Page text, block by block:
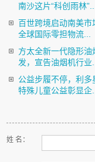
南沙这片“科创雨林”...
百世跨境启动南美市
全球国际零担物流...
方太全新一代隐形油
发，宣告油烟机行业...
公益步履不停，利多
特殊儿童公益彰显企...
姓 名：